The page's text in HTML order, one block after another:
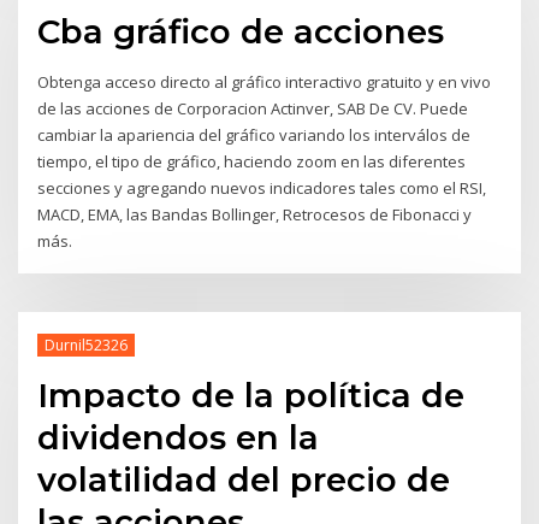
Cba gráfico de acciones
Obtenga acceso directo al gráfico interactivo gratuito y en vivo
de las acciones de Corporacion Actinver, SAB De CV. Puede
cambiar la apariencia del gráfico variando los interválos de
tiempo, el tipo de gráfico, haciendo zoom en las diferentes
secciones y agregando nuevos indicadores tales como el RSI,
MACD, EMA, las Bandas Bollinger, Retrocesos de Fibonacci y
más.
Durnil52326
Impacto de la política de
dividendos en la
volatilidad del precio de